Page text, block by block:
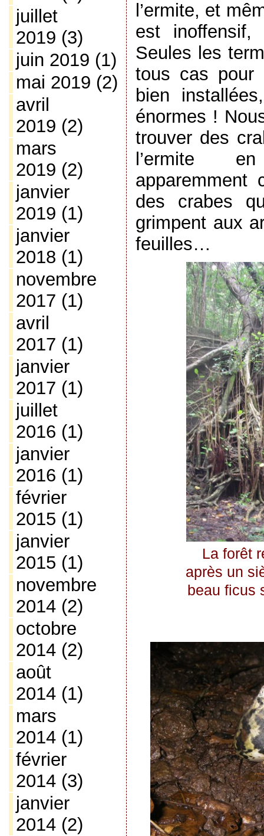
juillet
2019 (3)
juin 2019 (1)
mai 2019 (2)
avril
2019 (2)
mars
2019 (2)
janvier
2019 (1)
janvier
2018 (1)
novembre
2017 (1)
avril
2017 (1)
janvier
2017 (1)
juillet
2016 (1)
janvier
2016 (1)
février
2015 (1)
janvier
2015 (1)
novembre
2014(2)
octobre
2014(2)
août
2014(1)
mars
2014(1)
février
2014(3)
janvier
2014(2)
l’ermite, et
est inoffensif,
Seules les
tous cas
bien
énormes !
trouver des
l’ermite
apparemment
des crabes
grimpent aux
feuilles…
La forêt
après un
beau ficus